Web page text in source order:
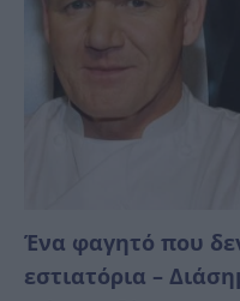
Ένα φαγητό που
εστιατόρια –